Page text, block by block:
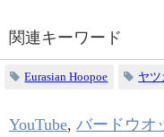
関連キーワード
Eurasian Hoopoe ヤツ
YouTube, バードウオ